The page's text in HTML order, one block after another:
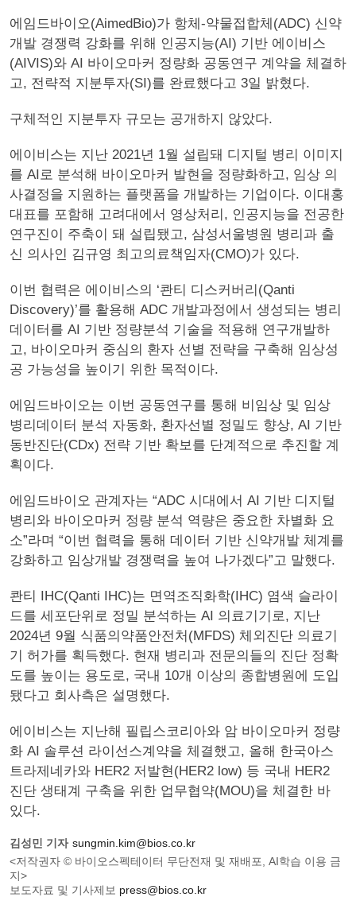
에임드바이오(AimedBio)가 항체-약물접합체(ADC) 신약
개발 경쟁력 강화를 위해 인공지능(AI) 기반 에이비스
(AIVIS)와 AI 바이오마커 정량화 공동연구 계약을 체결하
고, 전략적 지분투자(SI)를 완료했다고 3일 밝혔다.
구체적인 지분투자 규모는 공개하지 않았다.
에이비스는 지난 2021년 1월 설립돼 디지털 병리 이미지
를 AI로 분석해 바이오마커 발현을 정량화하고, 임상 의
사결정을 지원하는 플랫폼을 개발하는 기업이다. 이대홍
대표를 포함해 고려대에서 영상처리, 인공지능을 전공한
연구진이 주축이 돼 설립됐고, 삼성서울병원 병리과 출
신 의사인 김규영 최고의료책임자(CMO)가 있다.
이번 협력은 에이비스의 ‘콴티 디스커버리(Qanti
Discovery)’를 활용해 ADC 개발과정에서 생성되는 병리
데이터를 AI 기반 정량분석 기술을 적용해 연구개발하
고, 바이오마커 중심의 환자 선별 전략을 구축해 임상성
공 가능성을 높이기 위한 목적이다.
에임드바이오는 이번 공동연구를 통해 비임상 및 임상
병리데이터 분석 자동화, 환자선별 정밀도 향상, AI 기반
동반진단(CDx) 전략 기반 확보를 단계적으로 추진할 계
획이다.
에임드바이오 관계자는 “ADC 시대에서 AI 기반 디지털
병리와 바이오마커 정량 분석 역량은 중요한 차별화 요
소”라며 “이번 협력을 통해 데이터 기반 신약개발 체계를
강화하고 임상개발 경쟁력을 높여 나가겠다”고 말했다.
콴티 IHC(Qanti IHC)는 면역조직화학(IHC) 염색 슬라이
드를 세포단위로 정밀 분석하는 AI 의료기기로, 지난
2024년 9월 식품의약품안전처(MFDS) 체외진단 의료기
기 허가를 획득했다. 현재 병리과 전문의들의 진단 정확
도를 높이는 용도로, 국내 10개 이상의 종합병원에 도입
됐다고 회사측은 설명했다.
에이비스는 지난해 필립스코리아와 암 바이오마커 정량
화 AI 솔루션 라이선스계약을 체결했고, 올해 한국아스
트라제네카와 HER2 저발현(HER2 low) 등 국내 HER2
진단 생태계 구축을 위한 업무협약(MOU)을 체결한 바
있다.
김성민 기자 sungmin.kim@bios.co.kr
<저작권자 © 바이오스펙테이터 무단전재 및 재배포, AI학습 이용 금
지>
보도자료 및 기사제보 press@bios.co.kr